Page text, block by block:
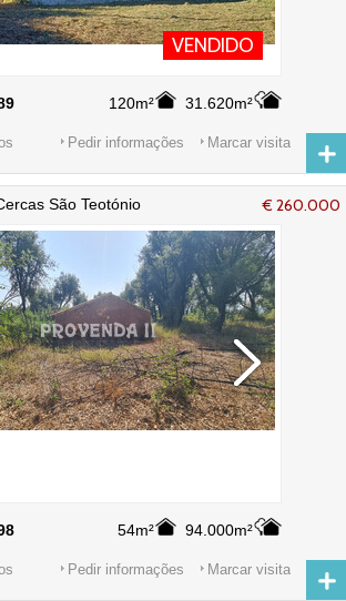
VENDIDO
120m² 31.620m²
Marcar visita
Pedir informações
€ 260.000
São Teotónio
54m² 94.000m²
Marcar visita
Pedir informações